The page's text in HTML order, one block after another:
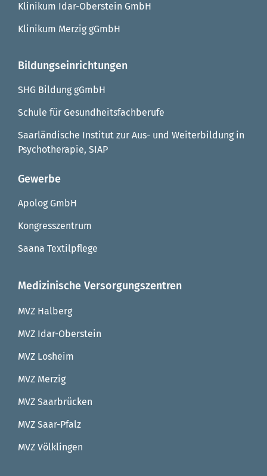
Klinikum Idar-Oberstein GmbH
Klinikum Merzig gGmbH
Bildungseinrichtungen
SHG Bildung gGmbH
Schule für Gesundheitsfachberufe
Saarländische Institut zur Aus- und Weiterbildung in
Psychotherapie, SIAP
Gewerbe
Apolog GmbH
Kongresszentrum
Saana Textilpflege
Medizinische Versorgungszentren
MVZ Halberg
MVZ Idar-Oberstein
MVZ Losheim
MVZ Merzig
MVZ Saarbrücken
MVZ Saar-Pfalz
MVZ Völklingen